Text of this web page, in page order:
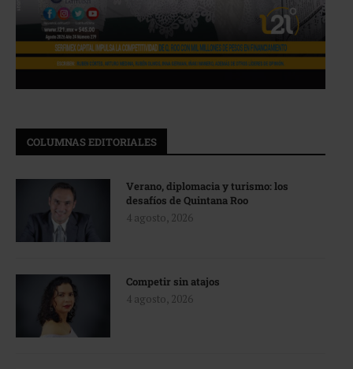
COLUMNAS EDITORIALES
Verano, diplomacia y turismo: los
desafíos de Quintana Roo
4 agosto, 2026
Competir sin atajos
4 agosto, 2026